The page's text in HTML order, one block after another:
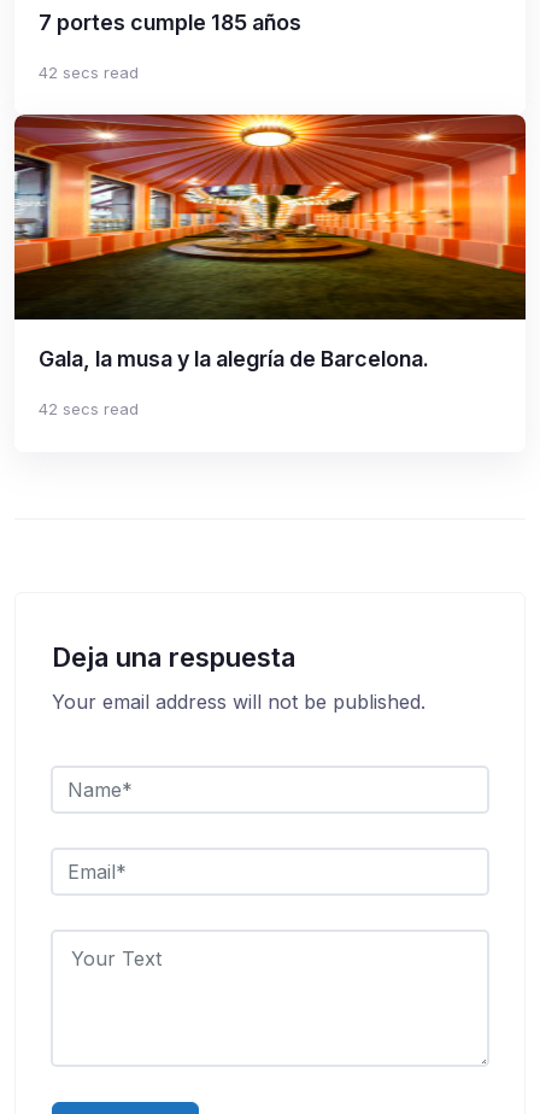
7 portes cumple 185 años
42 secs read
Gala, la musa y la alegría de Barcelona.
42 secs read
Deja una respuesta
Your email address will not be published.